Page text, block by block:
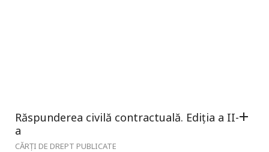
Răspunderea civilă contractuală. Ediția a II-
a
CĂRȚI DE DREPT PUBLICATE